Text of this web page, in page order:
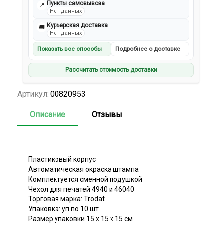
📍 Пункты самовывоза
Нет данных
🚚 Курьерская доставка
Нет данных
Показать все способы Подробнее о доставке
Рассчитать стоимость доставки
Артикул: 00820953
Описание Отзывы
Пластиковый корпус
Автоматическая окраска штампа
Комплектуется сменной подушкой
Чехол для печатей 4940 и 46040
Торговая марка: Trodat
Упаковка: уп по 10 шт
Размер упаковки 15 х 15 х 15 см